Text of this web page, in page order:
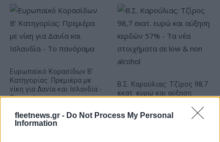
fleetnews.gr - Do Not Process My Personal
Information
Ευρωπαϊκό Κορασίδων Β'
Κατηγορίας: Πρεμιέρα με
νίκη για Δανία και Ισλανδία -
Το πανόραμα
Β.Σ. Καρούλιας: Τζίρος 98,7
εκατ. ευρώ και αύξηση
στοιχήματα σε low & non
alcohol